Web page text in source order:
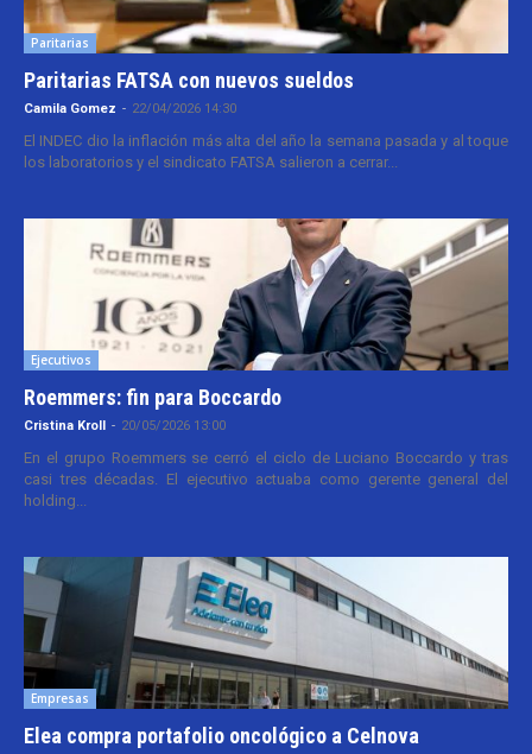
Paritarias
Paritarias FATSA con nuevos sueldos
Camila Gomez - 22/04/2026 14:30
El INDEC dio la inflación más alta del año la semana pasada y al toque
los laboratorios y el sindicato FATSA salieron a cerrar...
Ejecutivos
Roemmers: fin para Boccardo
Cristina Kroll - 20/05/2026 13:00
En el grupo Roemmers se cerró el ciclo de Luciano Boccardo y tras
casi tres décadas. El ejecutivo actuaba como gerente general del
holding...
Empresas
Elea compra portafolio oncológico a Celnova